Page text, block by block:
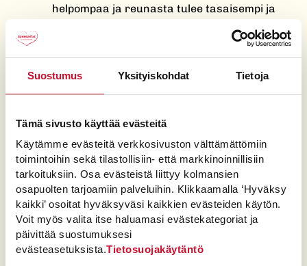
Suostumus Yksityiskohdat Tietoja
Tämä sivusto käyttää evästeitä
Käytämme evästeitä verkkosivuston välttämättömiin
toimintoihin sekä tilastollisiin- että markkinoinnillisiin
tarkoituksiin. Osa evästeistä liittyy kolmansien
osapuolten tarjoamiin palveluihin. Klikkaamalla ‘Hyväksy
kaikki’ osoitat hyväksyväsi kaikkien evästeiden käytön.
Voit myös valita itse haluamasi evästekategoriat ja
päivittää suostumuksesi
evästeasetuksista.Tietosuojakäytäntö
helpompaa ja reunasta tulee tasaisempi ja
Halkaise kakkupohja 2–3 osaan. Nosta
jääneestä kakkupalasta noin 13 cm:n
kokoinen pyöreä pala, tarvitset sitä
Punnitse mikronkestävään astiaan 75 g
maitoa ja 5 g liivatejauhetta. Sekoita ja jätä
turpoamaan.
Punnitse isompaan mikronkestävään astiaan
150 g tummaa suklaata sekä 75 g maitoa.
Sulata suklaa mikrossa keskiteholla noin 20